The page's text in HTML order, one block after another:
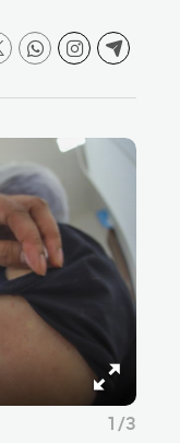
1/3